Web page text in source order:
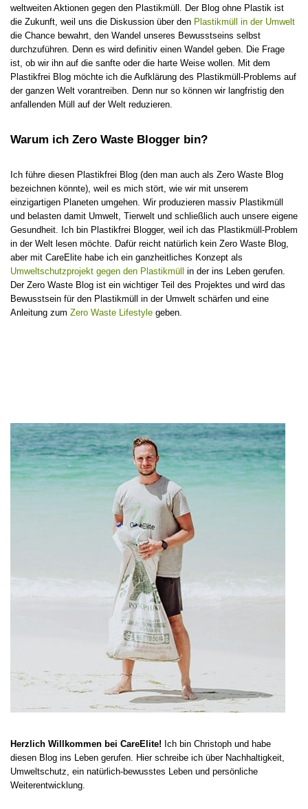
weltweiten Aktionen gegen den Plastikmüll. Der Blog ohne Plastik ist
die Zukunft, weil uns die Diskussion über den Plastikmüll in der Umwelt
die Chance bewahrt, den Wandel unseres Bewusstseins selbst
durchzuführen. Denn es wird definitiv einen Wandel geben. Die Frage
ist, ob wir ihn auf die sanfte oder die harte Weise wollen. Mit dem
Plastikfrei Blog möchte ich die Aufklärung des Plastikmüll-Problems auf
der ganzen Welt vorantreiben. Denn nur so können wir langfristig den
anfallenden Müll auf der Welt reduzieren.
Warum ich Zero Waste Blogger bin?
Ich führe diesen Plastikfrei Blog (den man auch als Zero Waste Blog
bezeichnen könnte), weil es mich stört, wie wir mit unserem
einzigartigen Planeten umgehen. Wir produzieren massiv Plastikmüll
und belasten damit Umwelt, Tierwelt und schließlich auch unsere eigene
Gesundheit. Ich bin Plastikfrei Blogger, weil ich das Plastikmüll-Problem
in der Welt lesen möchte. Dafür reicht natürlich kein Zero Waste Blog,
aber mit CareElite habe ich ein ganzheitliches Konzept als
Umweltschutzprojekt gegen den Plastikmüll
in der ins Leben gerufen.
Der Zero Waste Blog ist ein wichtiger Teil des Projektes und wird das
Bewusstsein für den Plastikmüll in der Umwelt schärfen und eine
Anleitung zum Zero Waste Lifestyle geben.
Herzlich Willkommen bei CareElite! Ich bin Christoph und habe
diesen Blog ins Leben gerufen. Hier schreibe ich über Nachhaltigkeit,
Umweltschutz, ein natürlich-bewusstes Leben und persönliche
Weiterentwicklung.